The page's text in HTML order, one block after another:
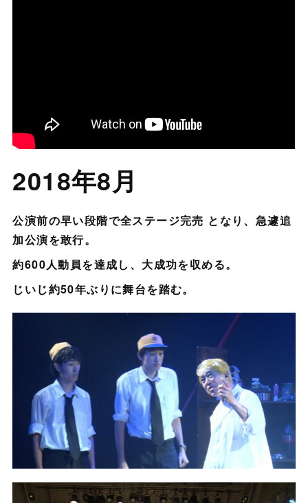
2018年8月
公演前の早い段階で全ステージ完売 となり、急遽追
加公演を敢行。
約600人動員を達成し、大成功を収める。
じいじ約50年ぶりに舞台を踏む。